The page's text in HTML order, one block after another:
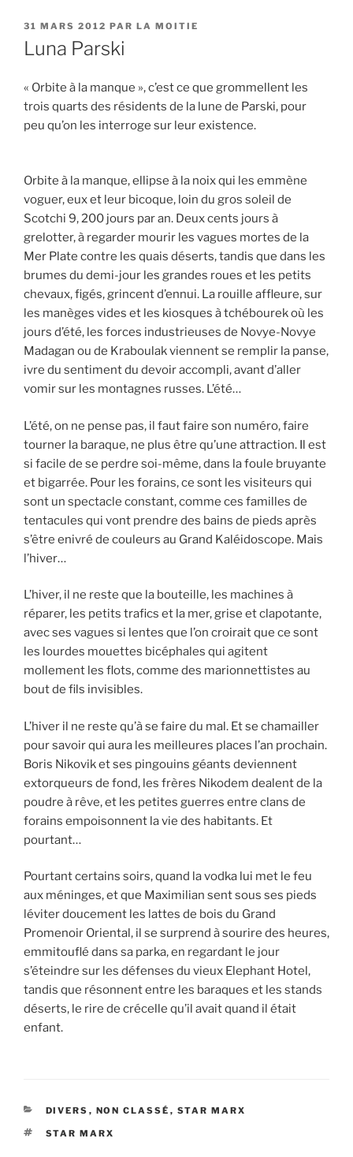
PUBLIÉ
LE
31 MARS 2012 PAR LA MOITIE
Luna Parski
« Orbite à la manque », c’est ce que grommellent les
trois quarts des résidents de la lune de Parski, pour
peu qu’on les interroge sur leur existence.
Orbite à la manque, ellipse à la noix qui les emmène
voguer, eux et leur bicoque, loin du gros soleil de
Scotchi 9, 200 jours par an. Deux cents jours à
grelotter, à regarder mourir les vagues mortes de la
Mer Plate contre les quais déserts, tandis que dans les
brumes du demi-jour les grandes roues et les petits
chevaux, figés, grincent d’ennui. La rouille affleure, sur
les manèges vides et les kiosques à tchébourek où les
jours d’été, les forces industrieuses de Novye-Novye
Madagan ou de Kraboulak viennent se remplir la panse,
ivre du sentiment du devoir accompli, avant d’aller
vomir sur les montagnes russes. L’été…
L’été, on ne pense pas, il faut faire son numéro, faire
tourner la baraque, ne plus être qu’une attraction. Il est
si facile de se perdre soi-même, dans la foule bruyante
et bigarrée. Pour les forains, ce sont les visiteurs qui
sont un spectacle constant, comme ces familles de
tentacules qui vont prendre des bains de pieds après
s’être enivré de couleurs au Grand Kaléidoscope. Mais
l’hiver…
L’hiver, il ne reste que la bouteille, les machines à
réparer, les petits trafics et la mer, grise et clapotante,
avec ses vagues si lentes que l’on croirait que ce sont
les lourdes mouettes bicéphales qui agitent
mollement les flots, comme des marionnettistes au
bout de fils invisibles.
L’hiver il ne reste qu’à se faire du mal. Et se chamailler
pour savoir qui aura les meilleures places l’an prochain.
Boris Nikovik et ses pingouins géants deviennent
extorqueurs de fond, les frères Nikodem dealent de la
poudre à rêve, et les petites guerres entre clans de
forains empoisonnent la vie des habitants. Et
pourtant…
Pourtant certains soirs, quand la vodka lui met le feu
aux méninges, et que Maximilian sent sous ses pieds
léviter doucement les lattes de bois du Grand
Promenoir Oriental, il se surprend à sourire des heures,
emmitouflé dans sa parka, en regardant le jour
s’éteindre sur les défenses du vieux Elephant Hotel,
tandis que résonnent entre les baraques et les stands
déserts, le rire de crécelle qu’il avait quand il était
enfant.
CATÉGORIES
DIVERS , NON CLASSÉ , STAR MARX
ÉTIQUETTES
STAR MARX